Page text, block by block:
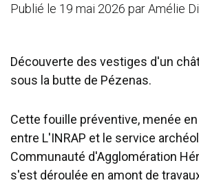
Publié le 19 mai 2026 parAmélie
Découverte des vestiges d'un
sous la butte de Pézenas.
Cette fouille préventive, menée
entre L'INRAP et le service
Communauté d'Agglomération
s'est déroulée en amont de